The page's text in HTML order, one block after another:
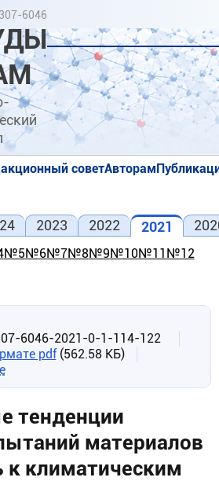
6046Поиск
советАвторам
2023 2022 2021
№5№6№7№8№9№10№11 №12
6046-2021-0-1-114-122
pdf (562.58 КБ)
тенденции
материалов
к климатическим